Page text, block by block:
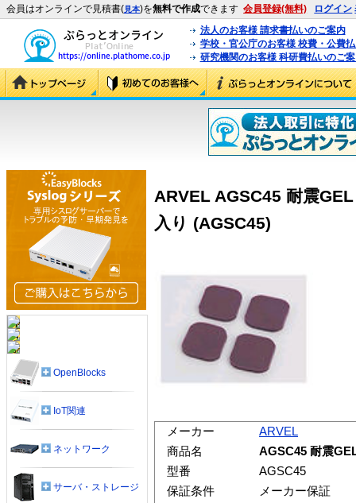
会員はオンラインで見積書(見本)を無料で作成できます 会員登録(無料) ログイン
法人のお客様 請求書払いのご案内
学校・官公庁のお客様 校費・公費
研究機関のお客様 科研費払いのご
ARVEL AGSC45 耐震
入り (AGSC45)
メーカー
ARVEL
商品名
AGSC45 耐震
型番
AGSC45
保証条件
メーカー保証
OpenBlocks
IoT関連
ネットワーク
サーバ・ストレージ